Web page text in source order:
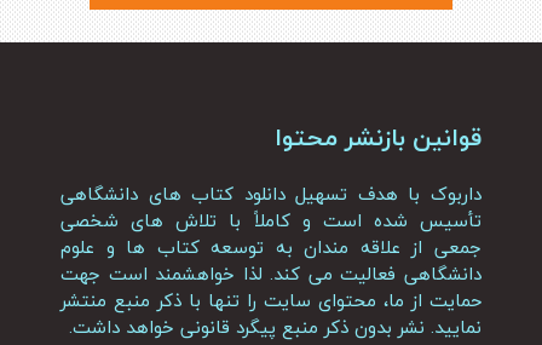
قوانین بازنشر محتوا
داربوک با هدف تسهیل دانلود کتاب های دانشگاهی
تأسیس شده است و کاملاً با تلاش های شخصی
جمعی از علاقه مندان به توسعه کتاب ها و علوم
دانشگاهی فعالیت می کند. لذا خواهشمند است جهت
حمایت از ما، محتوای سایت را تنها با ذکر منبع منتشر
نمایید. نشر بدون ذکر منبع پیگرد قانونی خواهد داشت.